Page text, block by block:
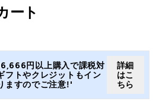
ート
円以上購入で課税対
フトやクレジットもイン
ますのでご注意!'
詳細
はこ
ちら